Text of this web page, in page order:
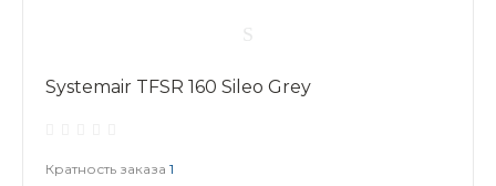
Systemair TFSR 160 Sileo Grey
Кратность заказа 1